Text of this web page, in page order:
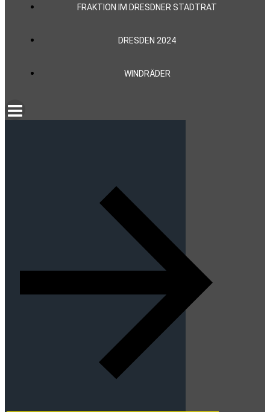
FRAKTION IM DRESDNER STADTRAT
DRESDEN 2024
WINDRÄDER